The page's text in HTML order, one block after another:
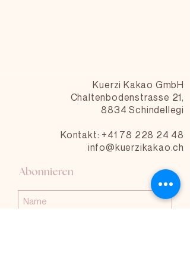
Kuerzi Kakao GmbH
Chaltenbodenstrasse 21,
8834 Schindellegi
Kontakt: +41 78 228 24 48
info@kuerzikakao.ch
Abonnieren